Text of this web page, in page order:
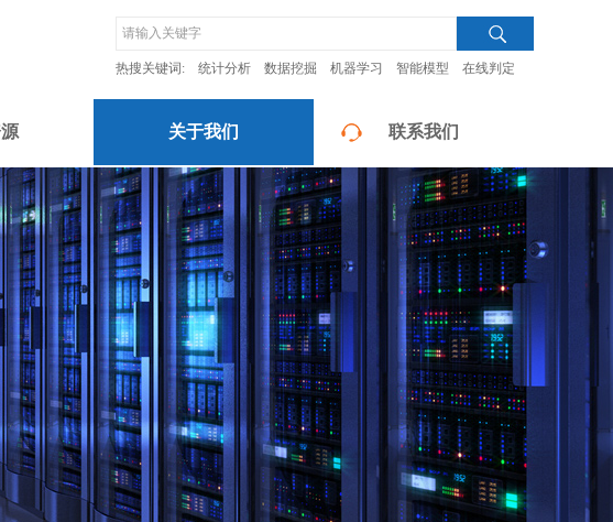
热搜关键词: 统计分析 数据挖掘 机器学习 智能模型 在线判定
关于我们 联系我们